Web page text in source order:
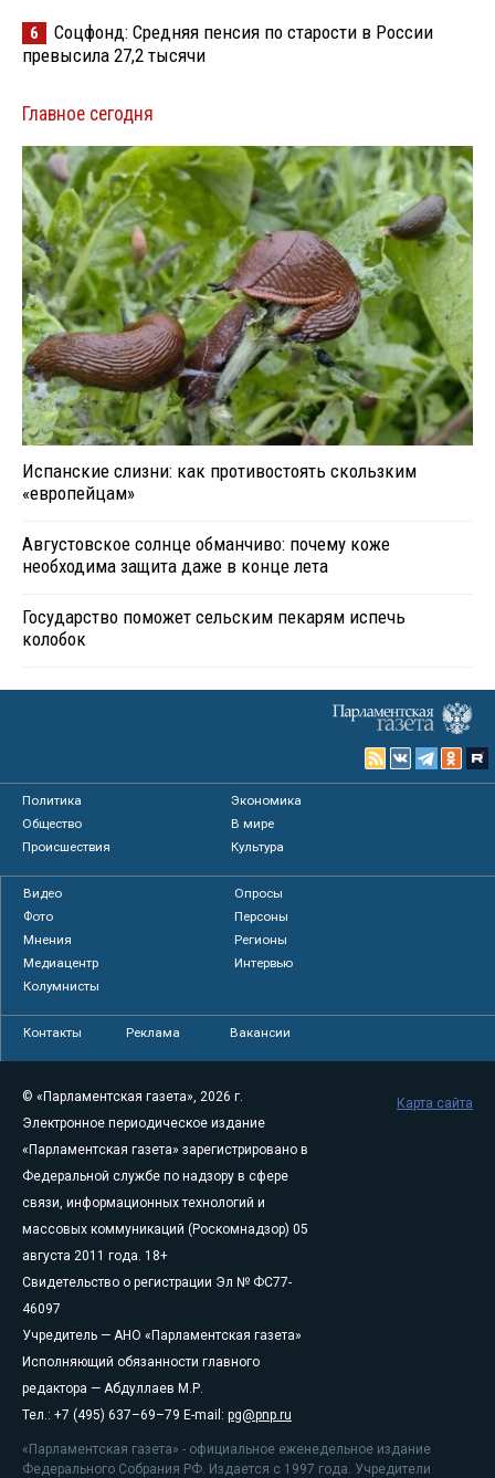
6
Соцфонд: Средняя пенсия по старости в России
превысила 27,2 тысячи
Главное сегодня
Испанские слизни: как противостоять скользким
«европейцам»
Августовское солнце обманчиво: почему коже
необходима защита даже в конце лета
Государство поможет сельским пекарям испечь
колобок
Политика
Экономика
Общество
В мире
Происшествия
Культура
Видео
Опросы
Фото
Персоны
Мнения
Регионы
Медиацентр
Интервью
Колумнисты
Контакты Реклама Вакансии
© «Парламентская газета», 2026 г.
Электронное периодическое издание
«Парламентская газета» зарегистрировано в
Федеральной службе по надзору в сфере
связи, информационных технологий и
массовых коммуникаций (Роскомнадзор) 05
августа 2011 года. 18+
Свидетельство о регистрации Эл № ФС77-
46097
Учредитель — АНО «Парламентская газета»
Исполняющий обязанности главного
редактора — Абдуллаев М.Р.
Тел.: +7 (495) 637–69–79 E-mail: pg@pnp.ru
«Парламентская газета» - официальное еженедельное издание
Федерального Собрания РФ. Издается с 1997 года. Учредители
Карта сайта